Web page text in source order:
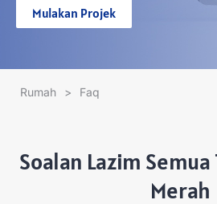
Mulakan Projek
Rumah > Faq
Soalan Lazim
Merah